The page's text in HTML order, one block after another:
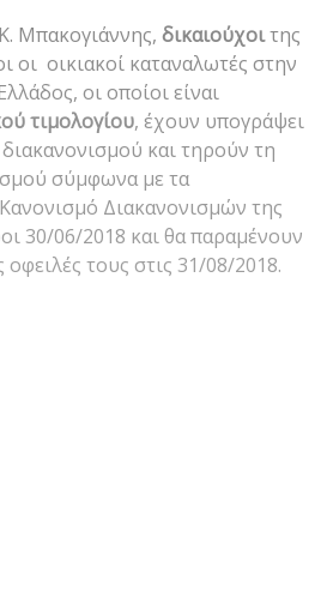
Μπακογιάννης, δικαιούχοιτης
οι οικιακοί καταναλωτές στην
οι οποίοι είναι
τιμολογίου, έχουν υπογράψει
και τηρούν τη
σύμφωνα με τα
Διακανονισμών της
30/06/2018 και θα παραμένουν
τους στις 31/08/2018.